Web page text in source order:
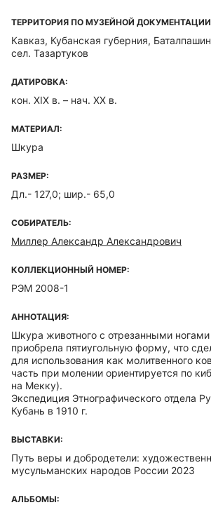
ТЕРРИТОРИЯ ПО МУЗЕЙНОЙ
Кавказ, Кубанская губерния,
сел. Тазартуков
ДАТИРОВКА:
кон. XIX в. – нач. XX в.
МАТЕРИАЛ:
Шкура
РАЗМЕР:
Дл.- 127,0; шир.- 65,0
СОБИРАТЕЛЬ:
Миллер Александр Александрович
КОЛЛЕКЦИОННЫЙ НОМЕР:
РЭМ 2008-1
АННОТАЦИЯ:
Шкура животного с отрезанными ногами
приобрела пятиугольную форму, что
для использования как молитвенного
часть при молении ориентируется по
на Мекку).
Экспедиция Этнографического отдела
Кубань в 1910 г.
ВЫСТАВКИ:
Путь веры и добродетели:
мусульманских народов России 2023
АЛЬБОМЫ: